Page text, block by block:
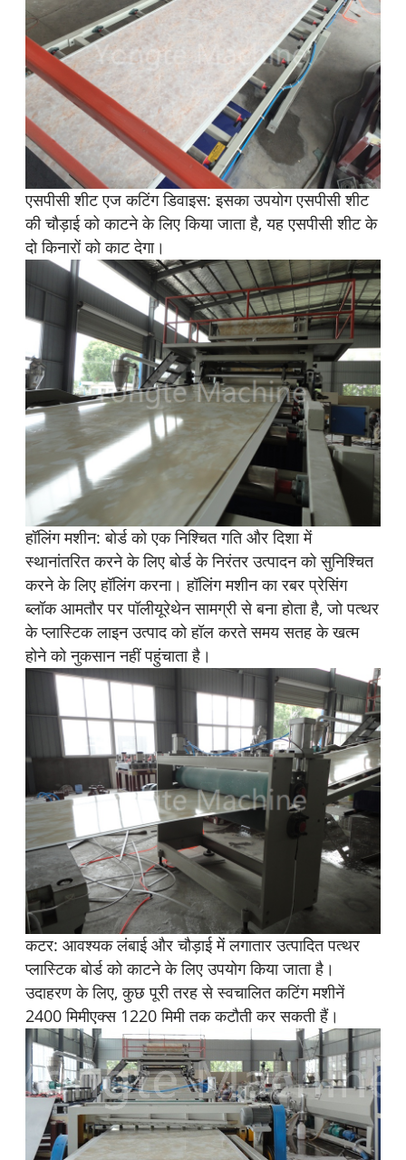
एसपीसी शीट एज कटिंग डिवाइस: इसका उपयोग एसपीसी शीट
की चौड़ाई को काटने के लिए किया जाता है, यह एसपीसी शीट के
दो किनारों को काट देगा।
हॉलिंग मशीन: बोर्ड को एक निश्चित गति और दिशा में
स्थानांतरित करने के लिए बोर्ड के निरंतर उत्पादन को सुनिश्चित
करने के लिए हॉलिंग करना। हॉलिंग मशीन का रबर प्रेसिंग
ब्लॉक आमतौर पर पॉलीयूरेथेन सामग्री से बना होता है, जो पत्थर
के प्लास्टिक लाइन उत्पाद को हॉल करते समय सतह के खत्म
होने को नुकसान नहीं पहुंचाता है।
कटर: आवश्यक लंबाई और चौड़ाई में लगातार उत्पादित पत्थर
प्लास्टिक बोर्ड को काटने के लिए उपयोग किया जाता है।
उदाहरण के लिए, कुछ पूरी तरह से स्वचालित कटिंग मशीनें
2400 मिमीएक्स 1220 मिमी तक कटौती कर सकती हैं।